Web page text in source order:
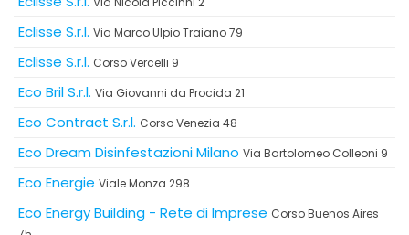
Eclisse S.r.l. Via Marco Ulpio Traiano 79
Eclisse S.r.l. Corso Vercelli 9
Eco Bril S.r.l. Via Giovanni da Procida 21
Eco Contract S.r.l. Corso Venezia 48
Eco Dream Disinfestazioni Milano Via Bartolomeo Colleoni 9
Eco Energie Viale Monza 298
Eco Energy Building - Rete di Imprese Corso Buenos Aires